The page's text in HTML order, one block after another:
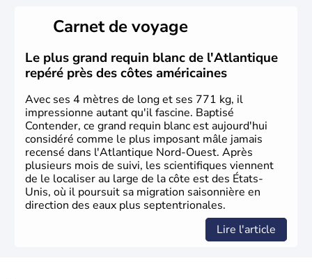
Plusieurs populations se sont succédées avant l'arrivée
des européens, suite à la découverte du continent par
Christophe Colomb en 1492. Les 13 colonies
britanniques proclament la Déclaration d'indépendance
en 1776 et adoptent leur première constitution en 1787.
La conquête de l'Ouest marque ensuite l'entrée dans une
phase de développement intense.
Carnet de voyage
Le plus grand requin blanc de l'Atlantique
repéré près des côtes américaines
Avec ses 4 mètres de long et ses 771 kg, il
impressionne autant qu'il fascine. Baptisé
Contender, ce grand requin blanc est aujourd'hui
considéré comme le plus imposant mâle jamais
recensé dans l'Atlantique Nord-Ouest. Après
plusieurs mois de suivi, les scientifiques viennent
de le localiser au large de la côte est des États-
Unis, où il poursuit sa migration saisonnière en
direction des eaux plus septentrionales.
Lire l'article